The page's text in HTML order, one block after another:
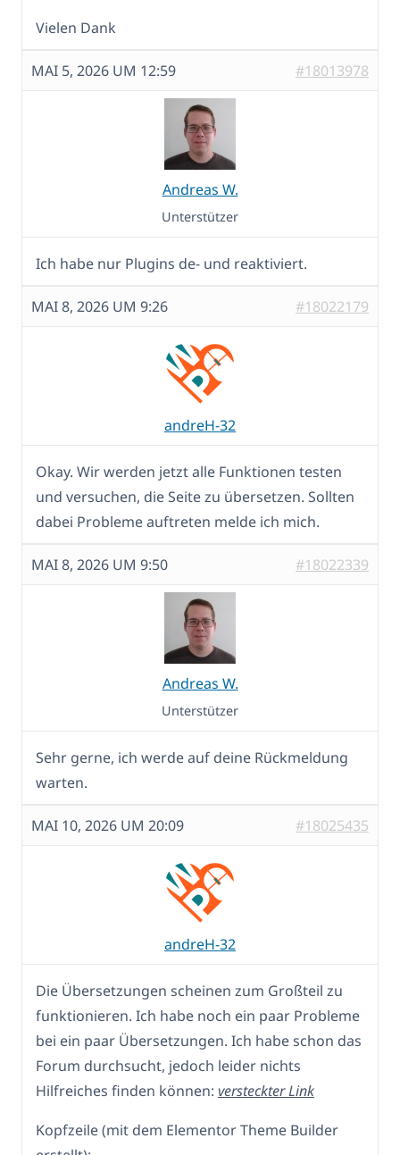
Vielen Dank
MAI 5, 2026 UM 12:59 #18013978
Andreas W.
Unterstützer
Ich habe nur Plugins de- und reaktiviert.
MAI 8, 2026 UM 9:26 #18022179
andreH-32
Okay. Wir werden jetzt alle Funktionen testen
und versuchen, die Seite zu übersetzen. Sollten
dabei Probleme auftreten melde ich mich.
MAI 8, 2026 UM 9:50 #18022339
Andreas W.
Unterstützer
Sehr gerne, ich werde auf deine Rückmeldung
warten.
MAI 10, 2026 UM 20:09 #18025435
andreH-32
Die Übersetzungen scheinen zum Großteil zu
funktionieren. Ich habe noch ein paar Probleme
bei ein paar Übersetzungen. Ich habe schon das
Forum durchsucht, jedoch leider nichts
Hilfreiches finden können: versteckter Link
Kopfzeile (mit dem Elementor Theme Builder